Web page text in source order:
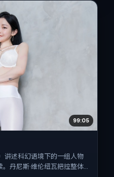
99:05
讲述科幻语境下的一组人物
丹尼斯·维伦纽瓦把控整体